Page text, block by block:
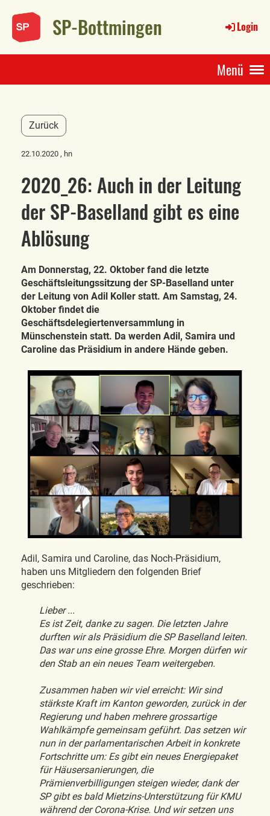
SP-Bottmingen Login
Menü
Zurück
22.10.2020 , hn
2020_26: Auch in der Leitung
der SP-Baselland gibt es eine
Ablösung
Am Donnerstag, 22. Oktober fand die letzte
Geschäftsleitungssitzung der SP-Baselland unter
der Leitung von Adil Koller statt. Am Samstag, 24.
Oktober findet die
Geschäftsdelegiertenversammlung in
Münschenstein statt. Da werden Adil, Samira und
Caroline das Präsidium in andere Hände geben.
Adil, Samira und Caroline, das Noch-Präsidium,
haben uns Mitgliedern den folgenden Brief
geschrieben:
Lieber ...
Es ist Zeit, danke zu sagen. Die letzten Jahre
durften wir als Präsidium die SP Baselland leiten.
Das war uns eine grosse Ehre. Morgen dürfen wir
den Stab an ein neues Team weitergeben.
Zusammen haben wir viel erreicht: Wir sind
stärkste Kraft im Kanton geworden, zurück in der
Regierung und haben mehrere grossartige
Wahlkämpfe gemeinsam geführt. Das setzen wir
nun in der parlamentarischen Arbeit in konkrete
Fortschritte um: Es gibt ein neues Energiepaket
für Häusersanierungen, die
Prämienverbilligungen steigen wieder, dank der
SP gibt es bald Mietzins-Unterstützung für KMU
während der Corona-Krise. Und wir setzen uns